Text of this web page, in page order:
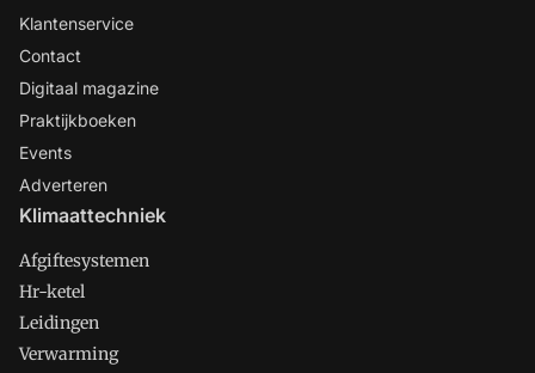
Klantenservice
Contact
Digitaal magazine
Praktijkboeken
Events
Adverteren
Klimaattechniek
Afgiftesystemen
Hr-ketel
Leidingen
Verwarming